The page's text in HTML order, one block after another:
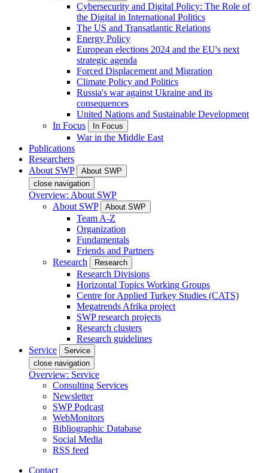
Cybersecurity and Digital Policy: The Role of
the Digital in International Politics
The US and Transatlantic Relations
Energy Policy
European elections 2024 and the EU's next
strategic agenda
Forced Displacement and Migration
Climate Policy and Politics
Russia's war against Ukraine and its
consequences
United Nations and Sustainable Development
In Focus
In Focus
War in the Middle East
Publications
Researchers
About SWP
About SWP
close navigation
Overview: About SWP
About SWP
About SWP
Team A-Z
Organization
Fundamentals
Friends and Partners
Research
Research
Research Divisions
Horizontal Topics Working Groups
Centre for Applied Turkey Studies (CATS)
Megatrends Afrika project
SWP research projects
Research clusters
Research guidelines
Service
Service
close navigation
Overview: Service
Consulting Services
Newsletter
SWP Podcast
WebMonitors
Bibliographic Database
Social Media
RSS feed
Contact